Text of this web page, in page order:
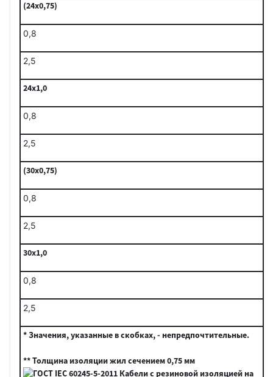
(24x0,75)
0,8
2,5
24x1,0
0,8
2,5
(30x0,75)
0,8
2,5
30x1,0
0,8
2,5
* Значения, указанные в скобках, - непредпочтительные.
** Толщина изоляции жил сечением 0,75 мм